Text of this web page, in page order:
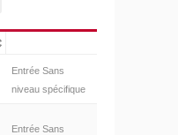
Entrée Sans
niveau spécifique
Entrée Sans